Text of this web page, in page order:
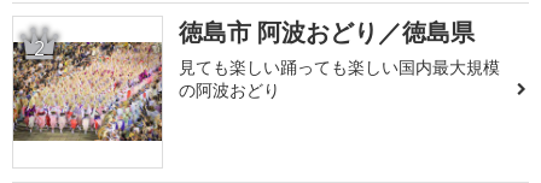
2 徳島市 阿波おどり／徳島県
見ても楽しい踊っても楽しい国内最大規模
の阿波おどり